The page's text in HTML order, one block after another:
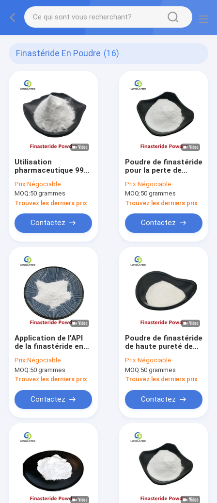
Finastéride En Poudre (16)
Utilisation
pharmaceutique 99%
poudre CAS 98319-
26-7
Prix:Négociable
MOQ:50 grammes
Trouvez les derniers prix
Contactez
Poudre de finastéride
pour la perte de
Prix:Négociable
MOQ:50 grammes
Trouvez les derniers prix
Contactez
Application de l'API
de la finastéride en
gros en ligne CAS
98319-26-7
Prix:Négociable
MOQ:50 grammes
Trouvez les derniers prix
Contactez
Poudre de finastéride
de haute pureté de
pharmaceutique à
99% de pureté pour la
repousse des
homme
Prix:Négociable
MOQ:50 grammes
Trouvez les derniers prix
Contactez